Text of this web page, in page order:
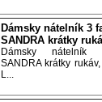
Dámsky nátelník 3
SANDRA krátky
Dámsky nátelník
SANDRA krátky
L...